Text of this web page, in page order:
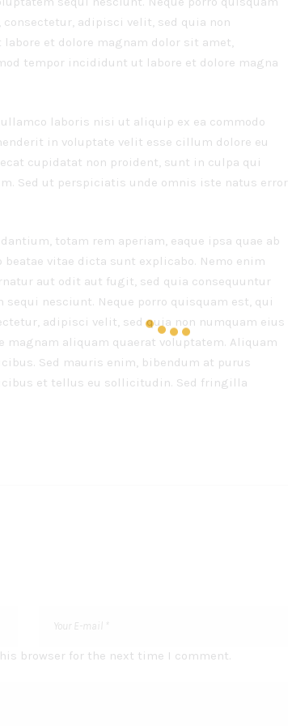
adipisci velit, sed quia non
et dolore magnam dolor sit amet,
tempor incididunt ut labore et dolore magna
laboris nisi ut aliquip ex ea commodo
in voluptate velit esse cillum dolore eu
cupidatat non proident, sunt in culpa qui
Sed ut perspiciatis unde omnis iste natus error
totam rem aperiam, eaque ipsa quae ab
vitae dicta sunt explicabo. Nemo enim
aut odit aut fugit, sed quia consequuntur
nesciunt. Neque porro quisquam est, qui
adipisci velit, sed quia non numquam eius
aliquam quaerat voluptatem. Aliquam
Sed mauris enim, bibendum at purus
et tellus eu sollicitudin. Sed fringilla
browser for the next time I comment.